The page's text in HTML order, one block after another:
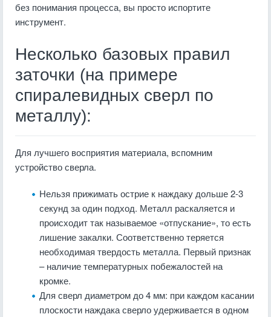
без понимания процесса, вы просто испортите
инструмент.
Несколько базовых правил
заточки (на примере
спиралевидных сверл по
металлу):
Для лучшего восприятия материала, вспомним
устройство сверла.
Нельзя прижимать острие к наждаку дольше 2-3
секунд за один подход. Металл раскаляется и
происходит так называемое «отпускание», то есть
лишение закалки. Соответственно теряется
необходимая твердость металла. Первый признак
– наличие температурных побежалостей на
кромке.
Для сверл диаметром до 4 мм: при каждом касании
плоскости наждака сверло удерживается в одном